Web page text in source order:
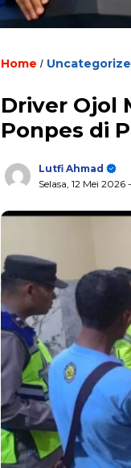
Home /
Driver Ojol
Ponpes di
Lutfi Ahmad
Selasa, 12 Mei 2026